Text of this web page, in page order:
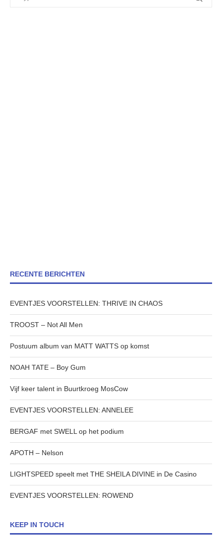
RECENTE BERICHTEN
EVENTJES VOORSTELLEN: THRIVE IN CHAOS
TROOST – Not All Men
Postuum album van MATT WATTS op komst
NOAH TATE – Boy Gum
Vijf keer talent in Buurtkroeg MosCow
EVENTJES VOORSTELLEN: ANNELEE
BERGAF met SWELL op het podium
APOTH – Nelson
LIGHTSPEED speelt met THE SHEILA DIVINE in De Casino
EVENTJES VOORSTELLEN: ROWEND
KEEP IN TOUCH